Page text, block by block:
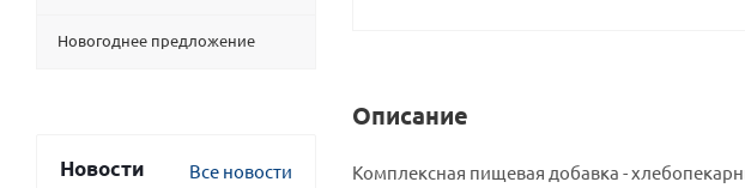
Описание
Комплексная пищевая добавка -
Новогоднее предложение
Новости Все новости